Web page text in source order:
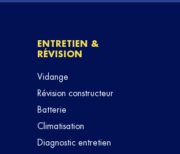
ENTRETIEN &
RÉVISION
Vidange
Révision constructeur
Batterie
Climatisation
Diagnostic entretien